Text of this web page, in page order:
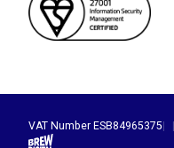
VAT Number ESB84965375
Brew Digital